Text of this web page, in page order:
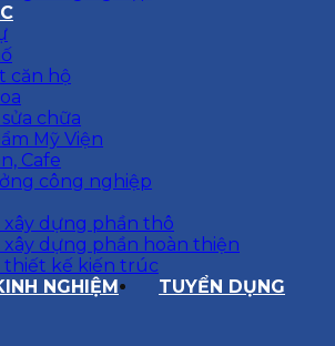
căn hộ
sửa chữa
Mỹ Viện
Cafe
công nghiệp
xây dựng phần thô
xây dựng phần hoàn thiện
thiết kế kiến trúc
NGHIỆM
TUYỂN DỤNG